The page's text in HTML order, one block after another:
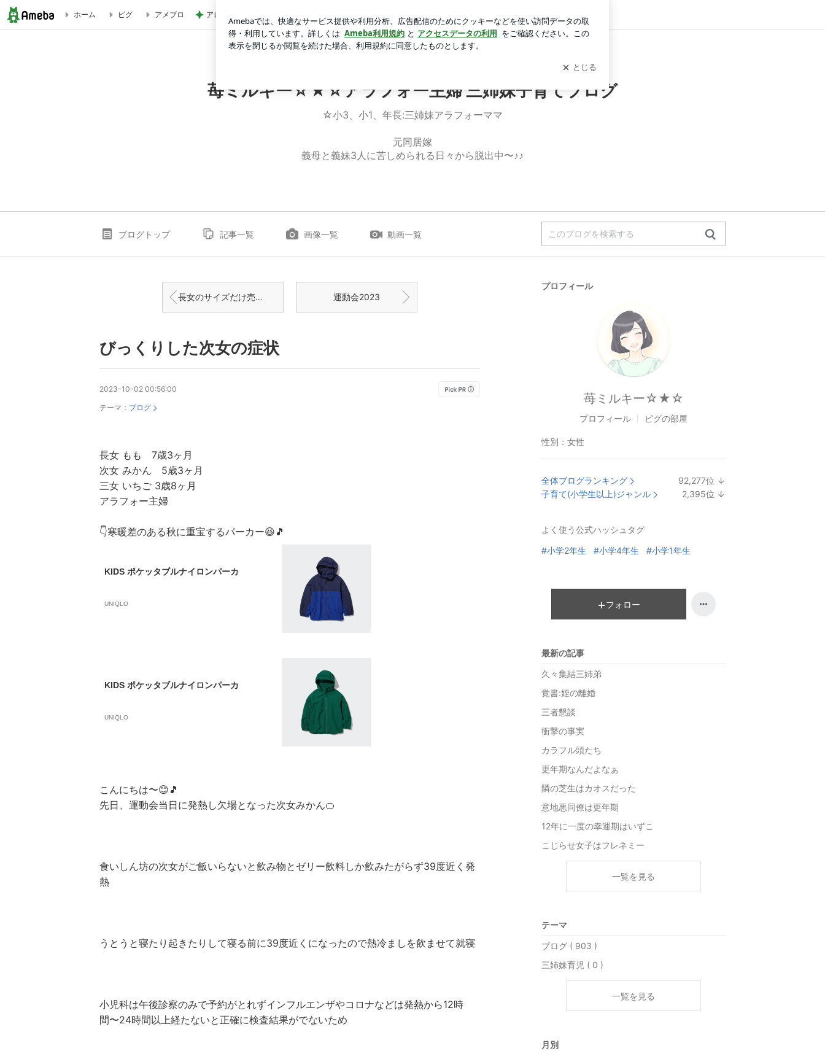
びっくりした次女の症状 | 苺ミルキー☆★☆アラフォー主婦 三姉妹子育てブログ
ホーム ピグ アメブロ アレク またすぐ会いたい妹タマラ ログイン
苺ミルキー☆★☆アラフォー主婦 三姉妹子育てブログ
☆小3、小1、年長:三姉妹アラフォーママ
元同居嫁
義母と義妹3人に苦しめられる日々から脱出中〜♪♪
ブログトップ 記事一覧 画像一覧 動画一覧
長女のサイズだけ売り切れ 運動会2023
びっくりした次女の症状
2023-10-02 00:56:00
テーマ： ブログ
長女 もも 7歳3ヶ月
次女 みかん 5歳3ヶ月
三女 いちご 3歳8ヶ月
アラフォー主婦
👇寒暖差のある秋に重宝するパーカー😆🎵
KIDS ポケッタブルナイロンパーカ
UNIQLO
KIDS ポケッタブルナイロンパーカ
UNIQLO
こんにちは〜😊🎵
先日、運動会当日に発熱し欠場となった次女みかん🍊
食いしん坊の次女がご飯いらないと飲み物とゼリー飲料しか飲みたがらず39度近く発
熱
うとうと寝たり起きたりして寝る前に39度近くになったので熱冷ましを飲ませて就寝
小児科は午後診察のみで予約がとれずインフルエンザやコロナなどは発熱から12時
間〜24時間以上経たないと正確に検査結果がでないため
プロフィール
苺ミルキー☆★☆
プロフィール ピグの部屋
性別： 女性
全体ブログランキング 92,277位 ↓
子育て(小学生以上)ジャンル 2,395位 ↓
よく使う公式ハッシュタグ
#小学2年生 #小学4年生 #小学1年生
フォロー
最新の記事
久々集結三姉弟
覚書:姪の離婚
三者懇談
衝撃の事実
カラフル頭たち
更年期なんだよなぁ
隣の芝生はカオスだった
意地悪同僚は更年期
12年に一度の幸運期はいずこ
こじらせ女子はフレネミー
一覧を見る
テーマ
ブログ ( 903 )
三姉妹育児 ( 0 )
一覧を見る
月別